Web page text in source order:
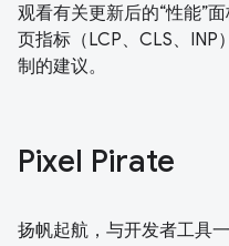
观看有关更新后的“性能”
页指标（LCP、CLS、INP
制的建议。
Pixel Pirate
扬帆起航，与开发者工具